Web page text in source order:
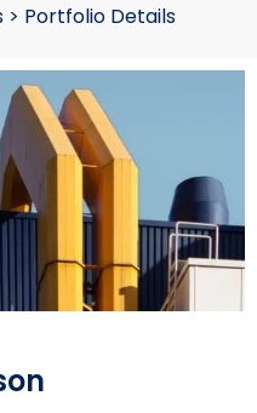
> Portfolio Details